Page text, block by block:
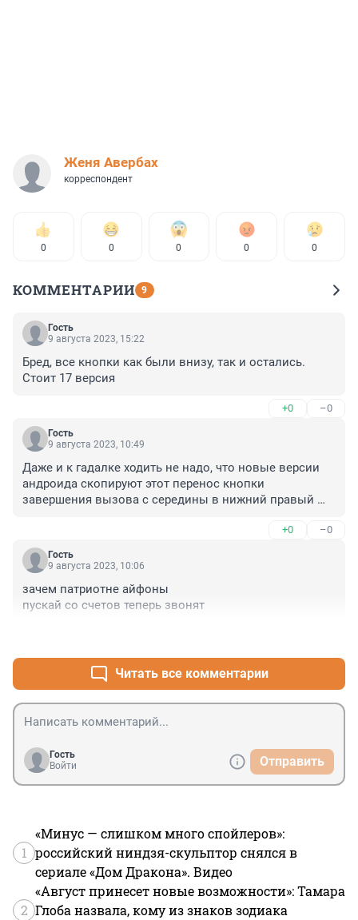
Женя Авербах
корреспондент
0 0 0 0 0
КОММЕНТАРИИ 9
Гость
9 августа 2023, 15:22
Бред, все кнопки как были внизу, так и остались.
Стоит 17 версия
+0 –0
Гость
9 августа 2023, 10:49
Даже и к гадалке ходить не надо, что новые версии
андроида скопируют этот перенос кнопки
завершения вызова с середины в нижний правый
+0 –0
Гость
9 августа 2023, 10:06
зачем патриотне айфоны
пускай со счетов теперь звонят
Читать все комментарии
Гость
Войти
Отправить
1
«Минус — слишком много спойлеров»:
российский ниндзя-скульптор снялся в
сериале «Дом Дракона». Видео
2
«Август принесет новые возможности»: Тамара
Глоба назвала, кому из знаков зодиака